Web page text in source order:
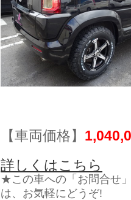
【車両価格】
詳しくはこちら
★この車への「お問合せ
は、お気軽にどうぞ!